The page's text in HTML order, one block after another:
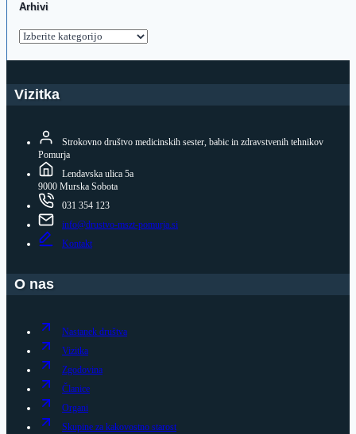
Arhivi
Arhivi
Vizitka
Strokovno društvo medicinskih sester, babic in zdravstvenih tehnikov
Pomurja
Lendavska ulica 5a
9000 Murska Sobota
031 354 123
info@drustvo-mszt-pomurja.si
Kontakt
O nas
Nastanek društva
Vizitka
Zgodovina
Članice
Organi
Skupine za kakovostno starost